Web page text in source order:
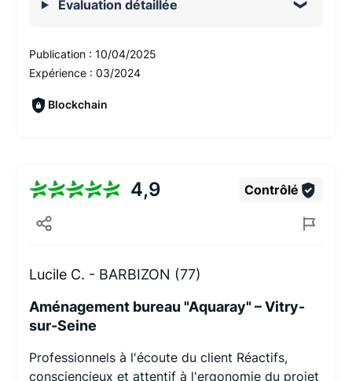
Évaluation détaillée
Publication : 10/04/2025
Expérience : 03/2024
Blockchain
4,9 Contrôlé
Lucile C. - BARBIZON (77)
Aménagement bureau "Aquaray" – Vitry-
sur-Seine
Professionnels à l'écoute du client Réactifs,
consciencieux et attentif à l'ergonomie du projet